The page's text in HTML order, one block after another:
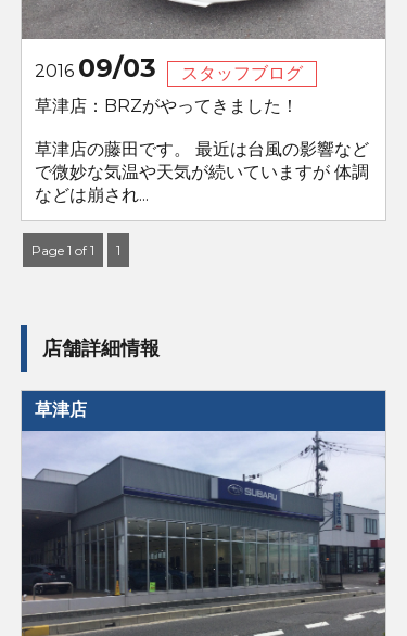
2016 09/03
スタッフブログ
草津店：BRZがやってきました！
草津店の藤田です。 最近は台風の影響など
で微妙な気温や天気が続いていますが 体調
などは崩され...
Page 1 of 1 1
店舗詳細情報
草津店